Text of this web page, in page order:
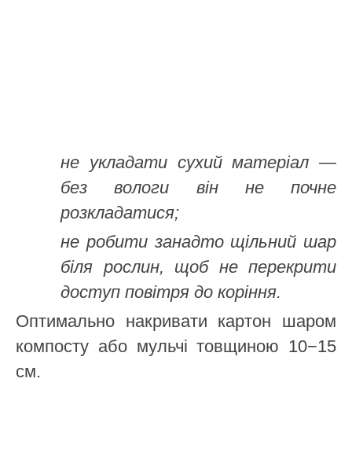
не укладати сухий матеріал —
без вологи він не почне
розкладатися;
не робити занадто щільний шар
біля рослин, щоб не перекрити
доступ повітря до коріння.
Оптимально накривати картон шаром
компосту або мульчі товщиною 10−15
см.